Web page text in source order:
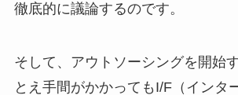
徹底的に議論するのです。
そして、アウトソーシングを開始
とえ手間がかかってもI/F（インタ